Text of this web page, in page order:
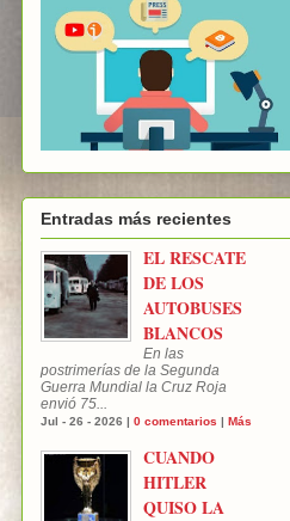
Entradas más recientes
EL RESCATE
DE LOS
AUTOBUSES
BLANCOS
En las
postrimerías de la Segunda
Guerra Mundial la Cruz Roja
envió 75...
Jul - 26 - 2026 | 0 comentarios | Más
CUANDO
HITLER
QUISO LA